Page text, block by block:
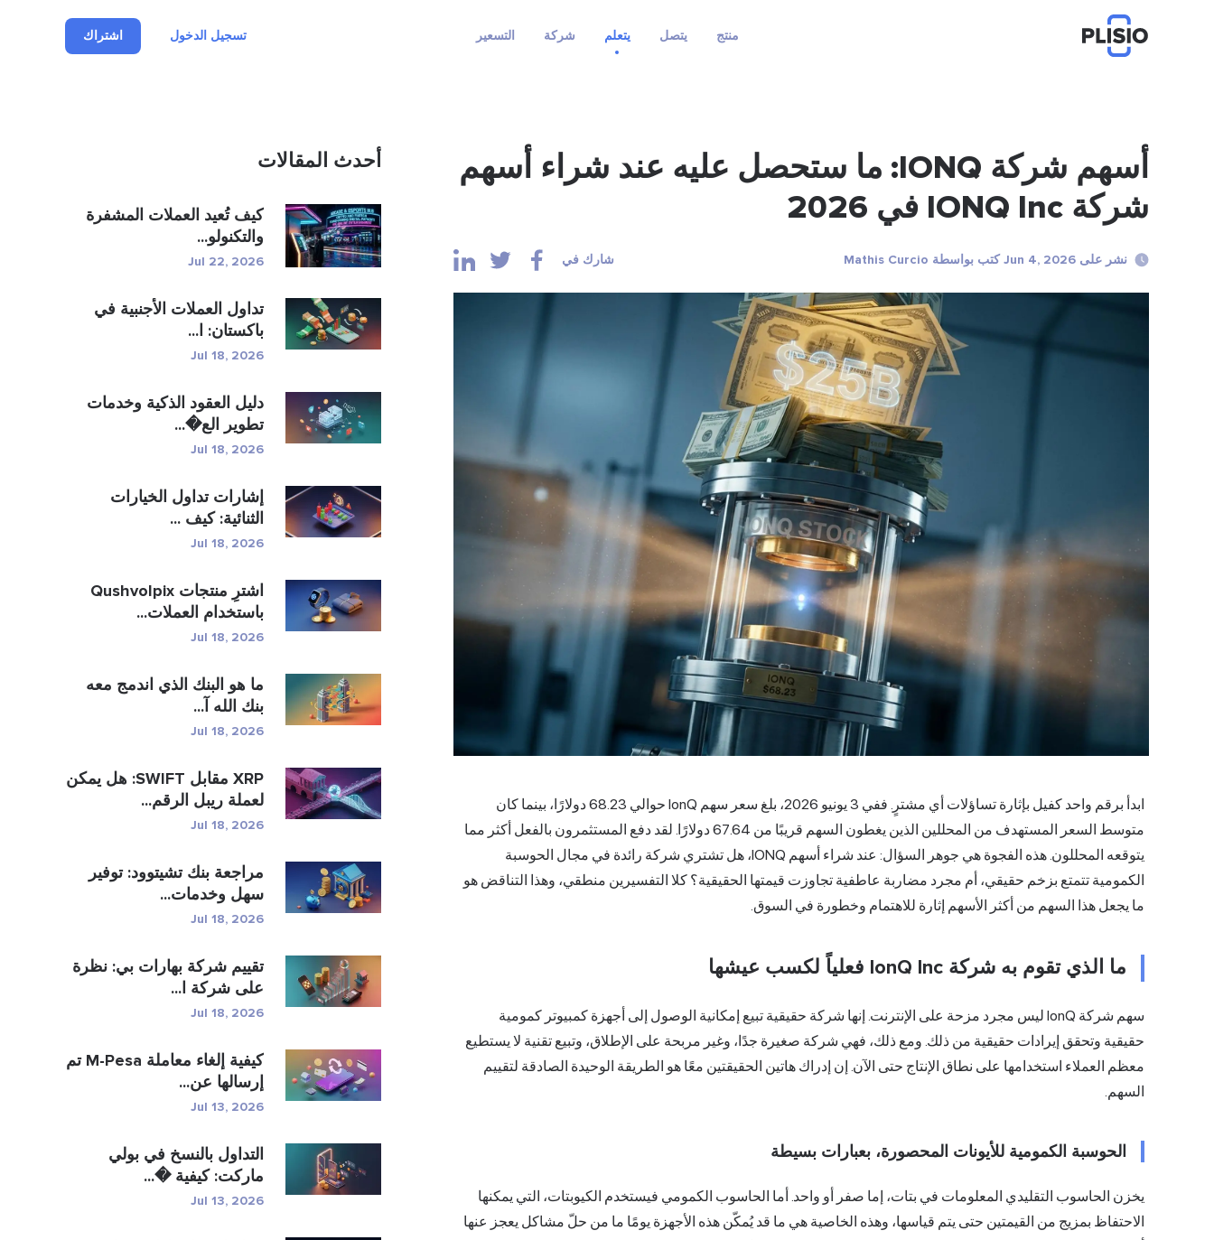
منتج يتصل يتعلم شركة التسعير تسجيل الدخول اشتراك
أسهم شركة IONQ: ما ستحصل عليه عند شراء أسهم
شركة IONQ Inc في 2026
نشر على Jun 4, 2026 كتب بواسطة Mathis Curcio شارك في
ابدأ برقم واحد كفيل بإثارة تساؤلات أي مشترٍ. ففي 3 يونيو 2026، بلغ سعر سهم IonQ حوالي 68.23 دولارًا، بينما كان
متوسط السعر المستهدف من المحللين الذين يغطون السهم قريبًا من 67.64 دولارًا. لقد دفع المستثمرون بالفعل أكثر مما
يتوقعه المحللون. هذه الفجوة هي جوهر السؤال: عند شراء أسهم IONQ، هل تشتري شركة رائدة في مجال الحوسبة
الكمومية تتمتع بزخم حقيقي، أم مجرد مضاربة عاطفية تجاوزت قيمتها الحقيقية؟ كلا التفسيرين منطقي، وهذا التناقض هو
ما يجعل هذا السهم من أكثر الأسهم إثارة للاهتمام وخطورة في السوق.
ما الذي تقوم به شركة IonQ Inc فعلياً لكسب عيشها
سهم شركة IonQ ليس مجرد مزحة على الإنترنت. إنها شركة حقيقية تبيع إمكانية الوصول إلى أجهزة كمبيوتر كمومية
حقيقية وتحقق إيرادات حقيقية من ذلك. ومع ذلك، فهي شركة صغيرة جدًا، وغير مربحة على الإطلاق، وتبيع تقنية لا يستطيع
معظم العملاء استخدامها على نطاق الإنتاج حتى الآن. إن إدراك هاتين الحقيقتين معًا هو الطريقة الوحيدة الصادقة لتقييم
السهم.
الحوسبة الكمومية للأيونات المحصورة، بعبارات بسيطة
يخزن الحاسوب التقليدي المعلومات في بتات، إما صفر أو واحد. أما الحاسوب الكمومي فيستخدم الكيوبتات، التي يمكنها
الاحتفاظ بمزيج من القيمتين حتى يتم قياسها، وهذه الخاصية هي ما قد يُمكّن هذه الأجهزة يومًا ما من حلّ مشاكل يعجز عنها
أحدث المقالات
كيف تُعيد العملات المشفرة
والتكنولو...
Jul 22, 2026
تداول العملات الأجنبية في
باكستان: ا...
Jul 18, 2026
دليل العقود الذكية وخدمات
تطوير الع�...
Jul 18, 2026
إشارات تداول الخيارات
الثنائية: كيف ...
Jul 18, 2026
اشترِ منتجات Qushvolpix
باستخدام العملات...
Jul 18, 2026
ما هو البنك الذي اندمج معه
بنك الله آ...
Jul 18, 2026
XRP مقابل SWIFT: هل يمكن
لعملة ريبل الرقم...
Jul 18, 2026
مراجعة بنك تشيتوود: توفير
سهل وخدمات...
Jul 18, 2026
تقييم شركة بهارات بي: نظرة
على شركة ا...
Jul 18, 2026
كيفية إلغاء معاملة M-Pesa تم
إرسالها عن...
Jul 13, 2026
التداول بالنسخ في بولي
ماركت: كيفية �...
Jul 13, 2026